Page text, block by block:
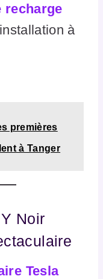
recharge
à
premières
à Tanger
Noir
Tesla